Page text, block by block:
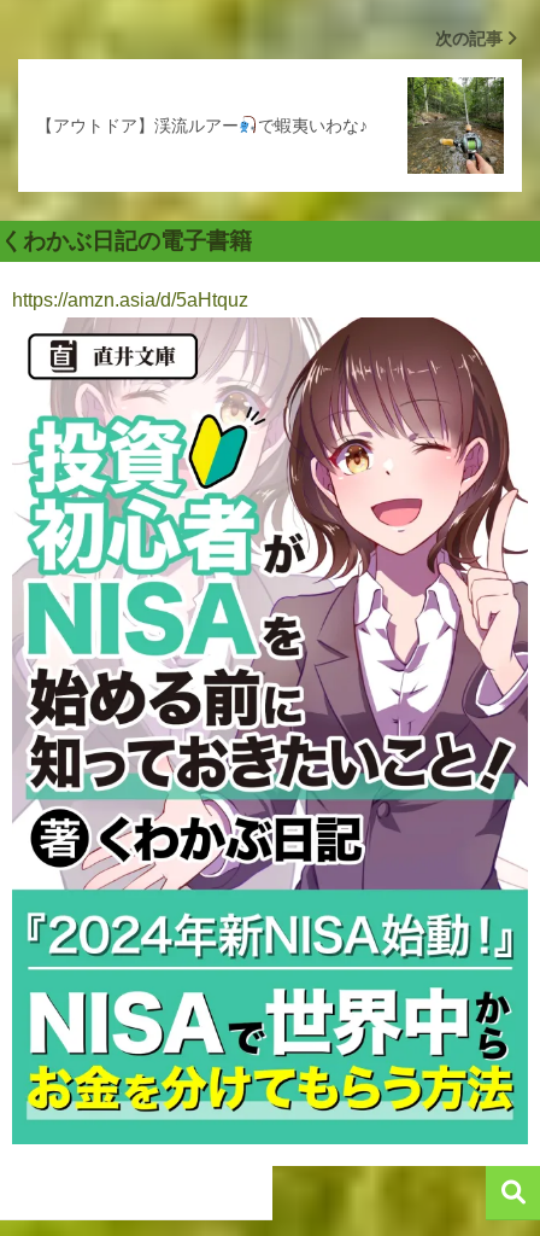
次の記事
【アウトドア】渓流ルアー で蝦夷いわな♪
くわかぶ日記の電子書籍
https://amzn.asia/d/5aHtquz